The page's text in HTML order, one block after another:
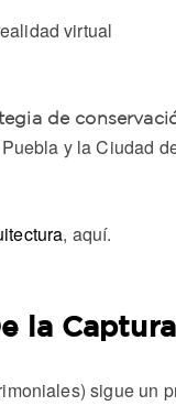
virtual
de
y la Ciudad
, aquí.
la
sigue un